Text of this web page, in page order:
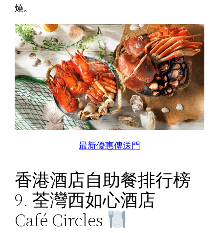
燒。
最新優惠傳送門
香港酒店自助餐排行榜
9. 荃灣西如心酒店 –
Café Circles